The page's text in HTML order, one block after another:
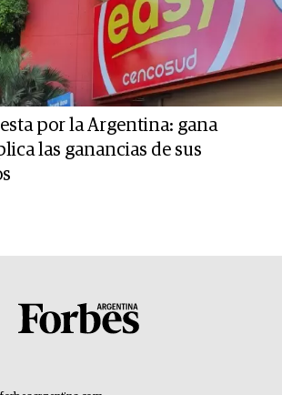
por la Argentina: gana
las ganancias de sus